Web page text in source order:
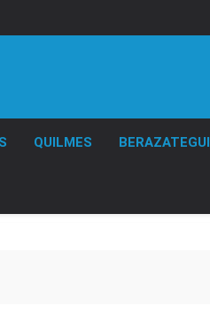
QUILMES BERAZATEGUI